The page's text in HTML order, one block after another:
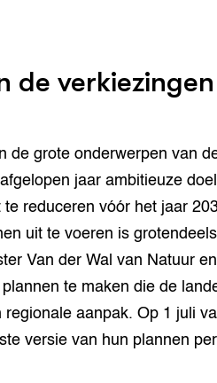
de verkiezingen
de grote onderwerpen van
jaar ambitieuze
reduceren vóór het jaar
uit te voeren is
Van der Wal van Natuur
te maken die de
regionale aanpak. Op 1 juli
versie van hun plannen